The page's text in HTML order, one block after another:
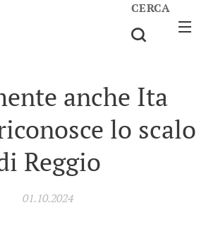
CERCA
anche Ita
lo scalo
Reggio
01.10.2024